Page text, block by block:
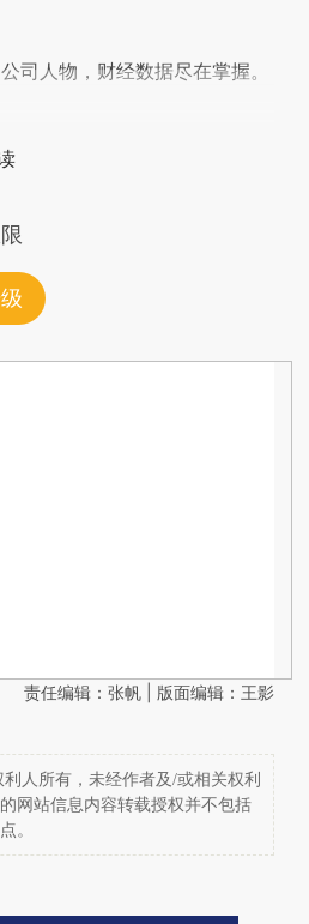
司人物，财经数据尽在掌握。
责任编辑：张帆 | 版面编辑：王影
人所有，未经作者及/或相关权利
网站信息内容转载授权并不包括
。